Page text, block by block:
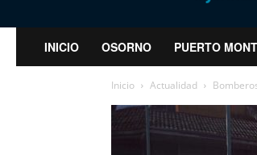
INICIO OSORNO PUERTO
Inicio Actualidad